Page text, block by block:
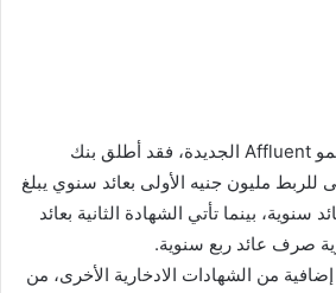
وفيما يتعلق بشهادات بريمو Affluent الجديدة، فقد أطلق بنك
للربط مليون جنيه الأولى بعائد سنوي يبلغ
سنوية، بينما تأتي الشهادة الثانية بعائد
من الشهادات الادخارية الأخرى، من